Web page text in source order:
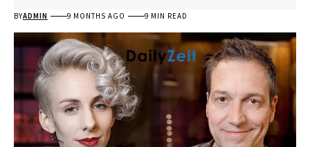
BYADMIN 9 MONTHS AGO 9 MIN READ